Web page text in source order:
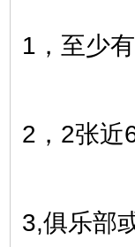
1，至少
2，2张近
3,俱乐部